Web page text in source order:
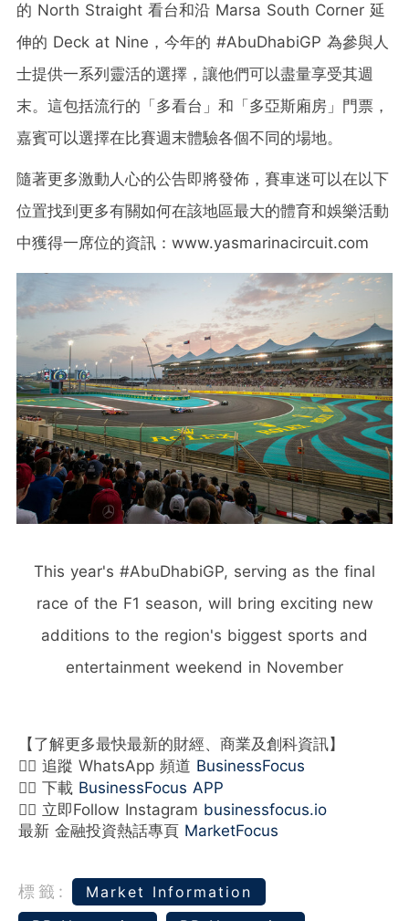
的 North Straight 看台和沿 Marsa South Corner 延
伸的 Deck at Nine，今年的 #AbuDhabiGP 為參與人
士提供一系列靈活的選擇，讓他們可以盡量享受其週
末。這包括流行的「多看台」和「多亞斯廂房」門票，
嘉賓可以選擇在比賽週末體驗各個不同的場地。
隨著更多激動人心的公告即將發佈，賽車迷可以在以下
位置找到更多有關如何在該地區最大的體育和娛樂活動
中獲得一席位的資訊：www.yasmarinacircuit.com
This year's #AbuDhabiGP, serving as the final
race of the F1 season, will bring exciting new
additions to the region's biggest sports and
entertainment weekend in November
【了解更多最快最新的財經、商業及創科資訊】
👉🏻 追蹤 WhatsApp 頻道 BusinessFocus
👉🏻 下載 BusinessFocus APP
👉🏻 立即Follow Instagram businessfocus.io
最新 金融投資熱話專頁 MarketFocus
標籤:
Market Information